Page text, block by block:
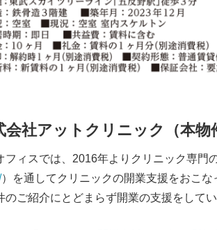
会社アットクリニック（本物
フィスでは、2016年よりクリニック専門
）を通してクリニックの開業支援をおこ
のご紹介にとどまらず開業の支援をしてい